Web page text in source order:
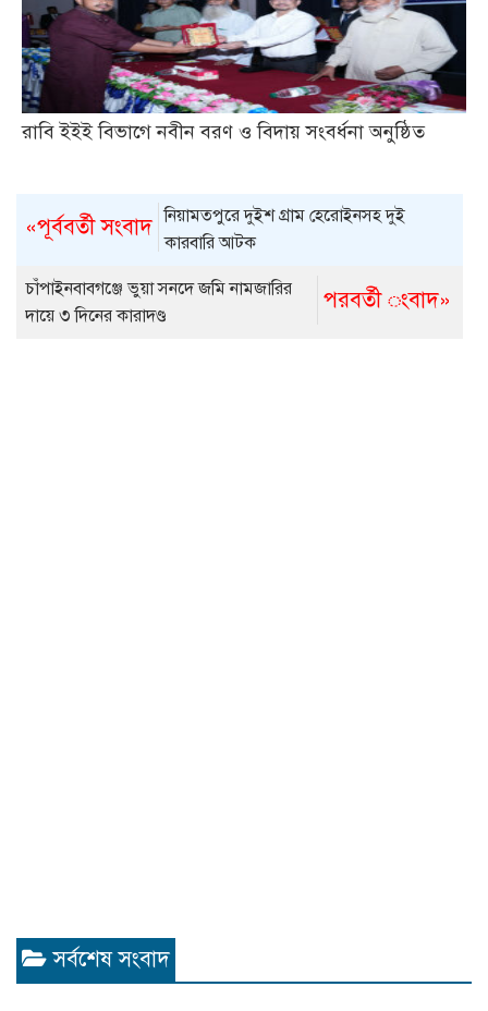
রাবি ইইই বিভাগে নবীন বরণ ও বিদায় সংবর্ধনা অনুষ্ঠিত
«পূর্ববর্তী সংবাদ নিয়ামতপুরে দুইশ গ্রাম হেরোইনসহ দুই
কারবারি আটক
পরবর্তী ংবাদ»
চাঁপাইনবাবগঞ্জে ভুয়া সনদে জমি নামজারির
দায়ে ৩ দিনের কারাদণ্ড
সর্বশেষ সংবাদ